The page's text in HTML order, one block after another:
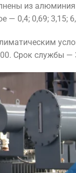
из
— 0,4; 0,69; 3,15;
Срок службы —